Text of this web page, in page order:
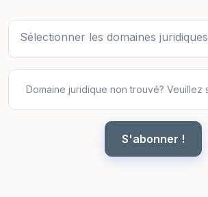
Sélectionner les domaines juridiques
S'abonner !